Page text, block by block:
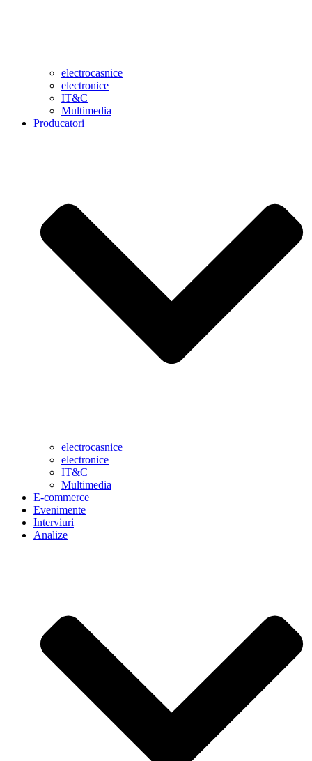
electrocasnice
electronice
IT&C
Multimedia
Producatori
electrocasnice
electronice
IT&C
Multimedia
E-commerce
Evenimente
Interviuri
Analize